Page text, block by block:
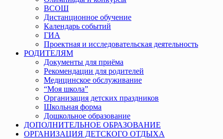
ВСОШ
Дистанционное обучение
Календарь событий
ГИА
Проектная и исследовательская деятельность
РОДИТЕЛЯМ
Документы для приёма
Рекомендации для родителей
Медицинское обслуживание
“Моя школа”
Организация детских праздников
Школьная форма
Дошкольное образование
ДОПОЛНИТЕЛЬНОЕ ОБРАЗОВАНИЕ
ОРГАНИЗАЦИЯ ДЕТСКОГО ОТДЫХА